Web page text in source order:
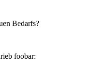
Bedarfs?
foobar: